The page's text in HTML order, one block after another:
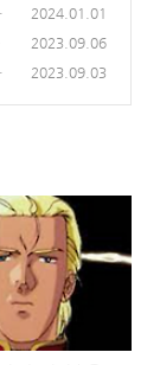
2024.01.01
2023.09.06
2023.09.03